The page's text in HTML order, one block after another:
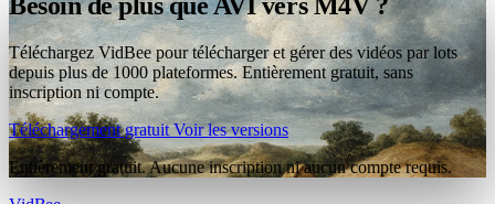
Besoin de plus que AVI vers M4V ?
Téléchargez VidBee pour télécharger et gérer des vidéos par lots
depuis plus de 1000 plateformes. Entièrement gratuit, sans
inscription ni compte.
Téléchargement gratuitVoir les versions
Entièrement gratuit. Aucune inscription ni aucun compte requis.